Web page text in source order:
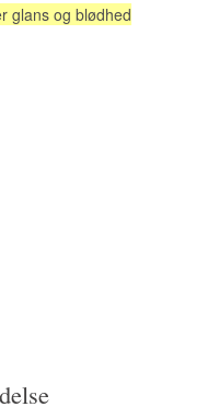
glans og blødhed